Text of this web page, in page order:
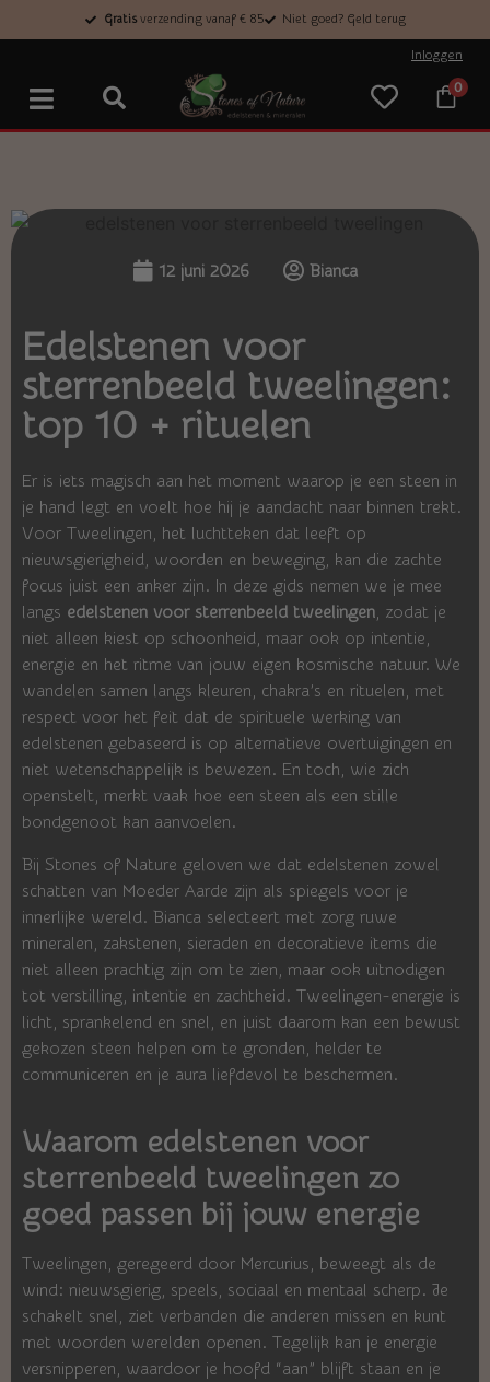
Gratisverzending vanaf € 85 Niet goed? Geld terug
Inloggen
0
12 juni 2026 Bianca
Edelstenen voor
sterrenbeeld tweelingen:
top 10 + rituelen
Er is iets magisch aan het moment waarop je een steen in
je hand legt en voelt hoe hij je aandacht naar binnen trekt.
Voor Tweelingen, het luchtteken dat leeft op
nieuwsgierigheid, woorden en beweging, kan die zachte
focus juist een anker zijn. In deze gids nemen we je mee
langs edelstenen voor sterrenbeeld tweelingen, zodat je
niet alleen kiest op schoonheid, maar ook op intentie,
energie en het ritme van jouw eigen kosmische natuur. We
wandelen samen langs kleuren, chakra’s en rituelen, met
respect voor het feit dat de spirituele werking van
edelstenen gebaseerd is op alternatieve overtuigingen en
niet wetenschappelijk is bewezen. En toch, wie zich
openstelt, merkt vaak hoe een steen als een stille
bondgenoot kan aanvoelen.
Bij Stones of Nature geloven we dat edelstenen zowel
schatten van Moeder Aarde zijn als spiegels voor je
innerlijke wereld. Bianca selecteert met zorg ruwe
mineralen, zakstenen, sieraden en decoratieve items die
niet alleen prachtig zijn om te zien, maar ook uitnodigen
tot verstilling, intentie en zachtheid. Tweelingen-energie is
licht, sprankelend en snel, en juist daarom kan een bewust
gekozen steen helpen om te gronden, helder te
communiceren en je aura liefdevol te beschermen.
Waarom edelstenen voor
sterrenbeeld tweelingen zo
goed passen bij jouw energie
Tweelingen, geregeerd door Mercurius, beweegt als de
wind: nieuwsgierig, speels, sociaal en mentaal scherp. Je
schakelt snel, ziet verbanden die anderen missen en kunt
met woorden werelden openen. Tegelijk kan je energie
versnipperen, waardoor je hoofd “aan” blijft staan en je